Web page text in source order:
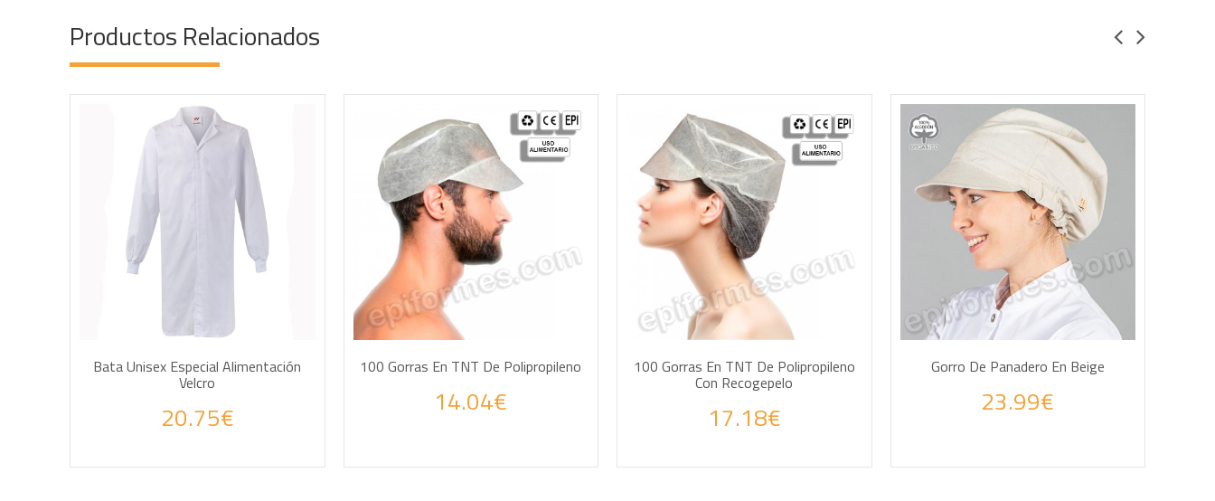
Productos Relacionados
Bata Unisex Especial Alimentación
Velcro
20.75€
AÑADIR A LA CESTA 100 Gorras En TNT De Polipropileno
14.04€
AÑADIR A LA CESTA
Haz tus consultas por WhatsApp
100 Gorras En TNT De Polipropileno
Con Recogepelo
17.18€
AÑADIR A LA CESTA Gorro De Panadero En Beige
23.99€
AÑADIR A LA CESTA
Haz tus consultas por WhatsApp